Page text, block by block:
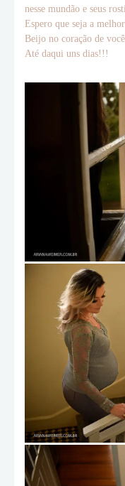
nesse mundão e seus
Espero que seja a
Beijo no coração de
Até daqui uns dias!!!